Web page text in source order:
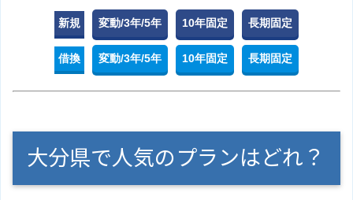
新規 変動/3年/5年 10年固定 長期固定
借換 変動/3年/5年 10年固定 長期固定
大分県で人気のプランはどれ？